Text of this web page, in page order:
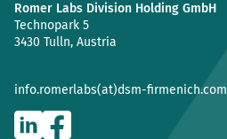
Romer Labs Division Holding GmbH
Technopark 5
3430 Tulln, Austria
info.romerlabs(at)dsm-firmenich.com